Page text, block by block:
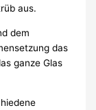
aus.
dem
das
ganze Glas